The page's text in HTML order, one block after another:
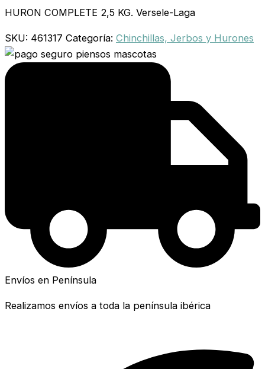
HURON COMPLETE 2,5 KG. Versele-Laga
SKU: 461317 Categoría: Chinchillas, Jerbos y Hurones
Envíos en Península
Realizamos envíos a toda la península ibérica